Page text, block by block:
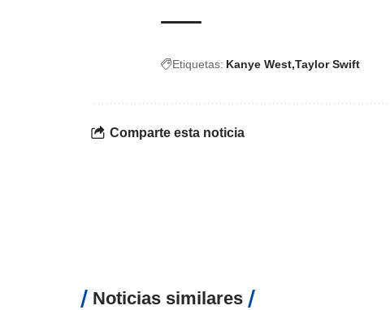
Etiquetas: Kanye West Taylor Swift
Comparte esta noticia
Noticias similares